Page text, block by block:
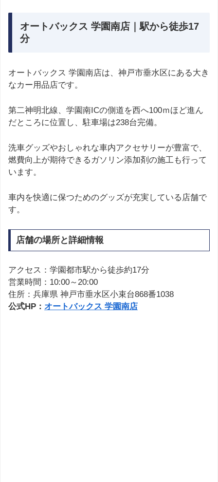
オートバックス 学園南店｜駅から徒歩17
分
オートバックス 学園南店は、神戸市垂水区にある大き
なカー用品店です。
第二神明北線、学園南ICの側道を西へ100ｍほど進ん
だところに位置し、駐車場は238台完備。
洗車グッズやおしゃれな車内アクセサリーが豊富で、
燃費向上が期待できるガソリン添加剤の施工も行って
います。
車内を快適に保つためのグッズが充実している店舗で
す。
店舗の場所と詳細情報
アクセス：学園都市駅から徒歩約17分
営業時間：10:00～20:00
住所：兵庫県 神戸市垂水区小束台868番1038
公式HP： オートバックス 学園南店